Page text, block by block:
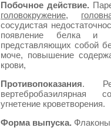
Побочное действие.
головокружение,
сосудистая
появление белка и
представляющих собой
моче, повышение
крови,
Противопоказания.
вертебробаэилярная
угнетение кроветворения.
Форма выпуска. Флаконы